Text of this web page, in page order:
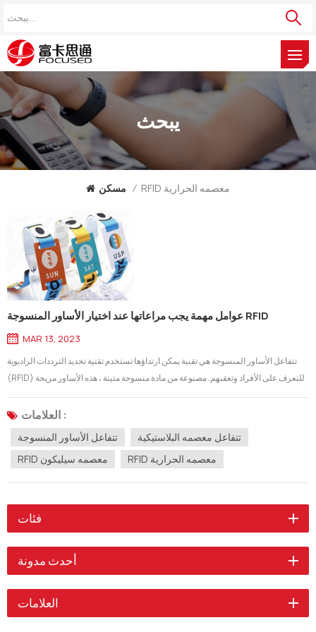
يبحث
مسكن / RFID معصمه الحرارية
عوامل مهمة يجب مراعاتها عند اختيار الأساور المنسوجة RFID
MAR 13, 2023
تتفاعل الأساور المنسوجة هي تقنية يمكن ارتداؤها تستخدم تقنية تحديد الترددات الراديوية
(RFID) للتعرف على الأفراد وتعقبهم. مصنوعة من مادة منسوجة متينة ، هذه الأساور مريحة
للارتداء لفترات طويلة من الزمن. يتم استخدامها بشكل شائع في إدارة الأحداث والتحكم في
العلامات :
تتفاعل الأساور المنسوجة
تتفاعل معصمه البلاستيكية
RFID معصمه سيليكون
RFID معصمه الحرارية
فئات
أحدث مدونة
العلامات